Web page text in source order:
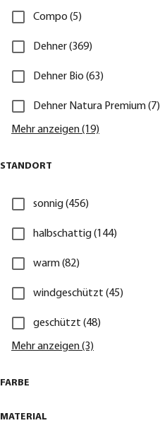
Compo (5)
Dehner (369)
Dehner Bio (63)
Dehner Natura Premium (7)
Mehr anzeigen (19)
STANDORT
sonnig (456)
halbschattig (144)
warm (82)
windgeschützt (45)
geschützt (48)
Mehr anzeigen (3)
FARBE
MATERIAL